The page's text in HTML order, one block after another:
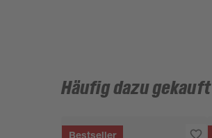
Häufig dazu gekauft